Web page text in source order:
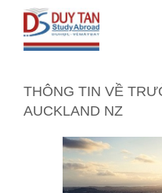
THÔNG TIN VỀ
AUCKLAND NZ